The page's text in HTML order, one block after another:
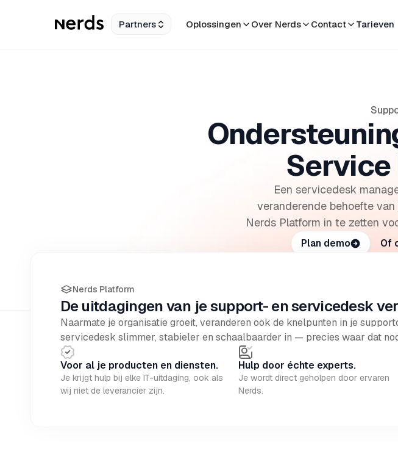
Partners Oplossingen Over Nerds Contact Tarieven
Service
Een servicedesk
veranderende behoefte
Nerds Platform in te zetten
Plan demo Of
Nerds Platform
De uitdagingen van je support- en servicedesk
Naarmate je organisatie groeit, veranderen ook de knelpunten in je
servicedesk slimmer, stabieler en schaalbaarder in — precies waar dat
Voor al je producten en diensten.
Je krijgt hulp bij elke IT-uitdaging, ook als
wij niet de leverancier zijn.
Hulp door échte experts.
Je wordt direct geholpen door ervaren
Nerds.